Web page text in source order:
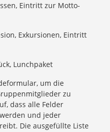
Eintritt zur Motto-
Exkursionen, Eintritt
Lunchpaket
um die
zu
dass alle Felder
und jeder
Die ausgefüllte Liste